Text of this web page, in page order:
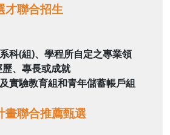
才聯合招生
科(組)、學程所自定之專業領
歷、專長或成就
實驗教育組和青年儲蓄帳戶組
畫聯合推薦甄選